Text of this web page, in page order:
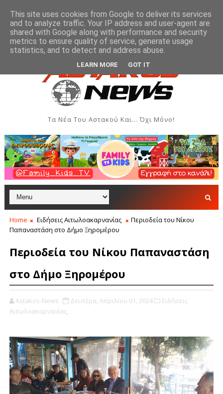
του Συλλόγου Γυναικών Αστακού ΠΟΛΙΤΙΣΜΌΣ
Τα Νέα Του Αστακού Και... Όχι Μόνο!
Home Ειδήσεις Αιτωλοακαρνανίας
Περιοδεία του Νίκου
Παπαναστάση στο Δήμο Ξηρομέρου
Περιοδεία του Νίκου Παπαναστάση
στο Δήμο Ξηρομέρου
Astakos-News Δευτέρα, Απριλίου 01, 2024
Ειδήσεις
Αιτωλοακαρνανίας,
This site uses cookies from Google to deliver its services
and to analyze traffic. Your IP address and user-agent are
shared with Google along with performance and security
metrics to ensure quality of service, generate usage
statistics, and to detect and address abuse.
LEARN MORE GOT IT